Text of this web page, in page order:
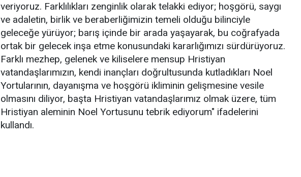
veriyoruz. Farklılıkları zenginlik olarak telakki ediyor; hoşgörü, saygı
ve adaletin, birlik ve beraberliğimizin temeli olduğu bilinciyle
geleceğe yürüyor; barış içinde bir arada yaşayarak, bu coğrafyada
ortak bir gelecek inşa etme konusundaki kararlığımızı sürdürüyoruz.
Farklı mezhep, gelenek ve kiliselere mensup Hristiyan
vatandaşlarımızın, kendi inançları doğrultusunda kutladıkları Noel
Yortularının, dayanışma ve hoşgörü ikliminin gelişmesine vesile
olmasını diliyor, başta Hristiyan vatandaşlarımız olmak üzere, tüm
Hristiyan aleminin Noel Yortusunu tebrik ediyorum" ifadelerini
kullandı.